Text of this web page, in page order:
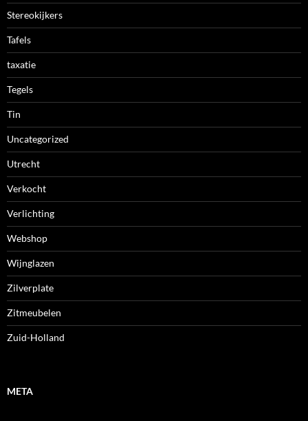
Stereokijkers
Tafels
taxatie
Tegels
Tin
Uncategorized
Utrecht
Verkocht
Verlichting
Webshop
Wijnglazen
Zilverplate
Zitmeubelen
Zuid-Holland
META